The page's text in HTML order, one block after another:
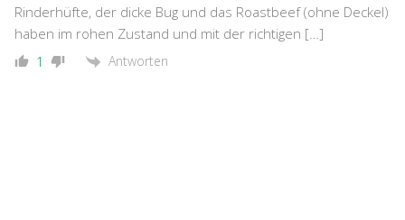
Rinderhüfte, der dicke Bug und das Roastbeef (ohne Deckel)
haben im rohen Zustand und mit der richtigen […]
1 Antworten